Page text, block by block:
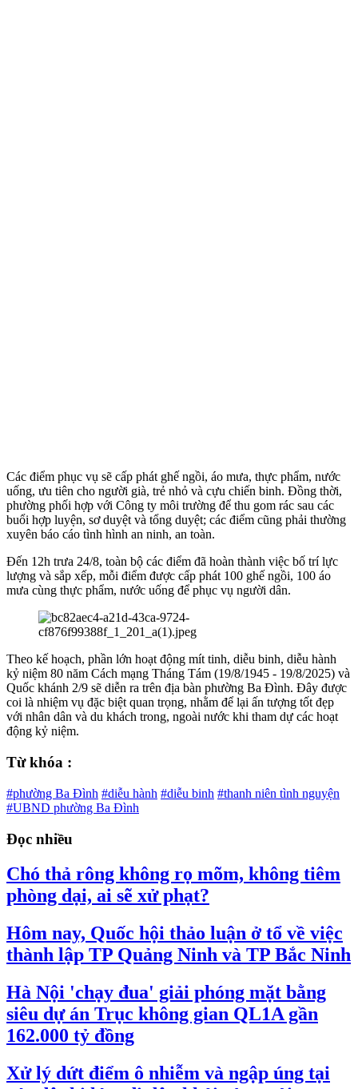
Các điểm phục vụ sẽ cấp phát ghế ngồi, áo mưa, thực phẩm, nước
uống, ưu tiên cho người già, trẻ nhỏ và cựu chiến binh. Đồng thời,
phường phối hợp với Công ty môi trường để thu gom rác sau các
buổi hợp luyện, sơ duyệt và tổng duyệt; các điểm cũng phải thường
xuyên báo cáo tình hình an ninh, an toàn.
Đến 12h trưa 24/8, toàn bộ các điểm đã hoàn thành việc bố trí lực
lượng và sắp xếp, mỗi điểm được cấp phát 100 ghế ngồi, 100 áo
mưa cùng thực phẩm, nước uống để phục vụ người dân.
Theo kế hoạch, phần lớn hoạt động mít tinh, diễu binh, diễu hành
kỷ niệm 80 năm Cách mạng Tháng Tám (19/8/1945 - 19/8/2025) và
Quốc khánh 2/9 sẽ diễn ra trên địa bàn phường Ba Đình. Đây được
coi là nhiệm vụ đặc biệt quan trọng, nhằm để lại ấn tượng tốt đẹp
với nhân dân và du khách trong, ngoài nước khi tham dự các hoạt
động kỷ niệm.
Từ khóa :
#phường Ba Đình #diễu hành #diễu binh #thanh niên tình nguyện
#UBND phường Ba Đình
Đọc nhiều
Chó thả rông không rọ mõm, không tiêm
phòng dại, ai sẽ xử phạt?
Hôm nay, Quốc hội thảo luận ở tổ về việc
thành lập TP Quảng Ninh và TP Bắc Ninh
Hà Nội 'chạy đua' giải phóng mặt bằng
siêu dự án Trục không gian QL1A gần
162.000 tỷ đồng
Xử lý dứt điểm ô nhiễm và ngập úng tại